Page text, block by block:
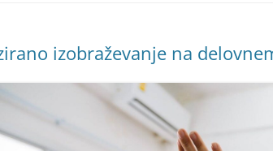
izobraževanje na